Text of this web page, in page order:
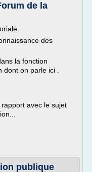
de la
des
la fonction
on parle ici .
avec le sujet
publique